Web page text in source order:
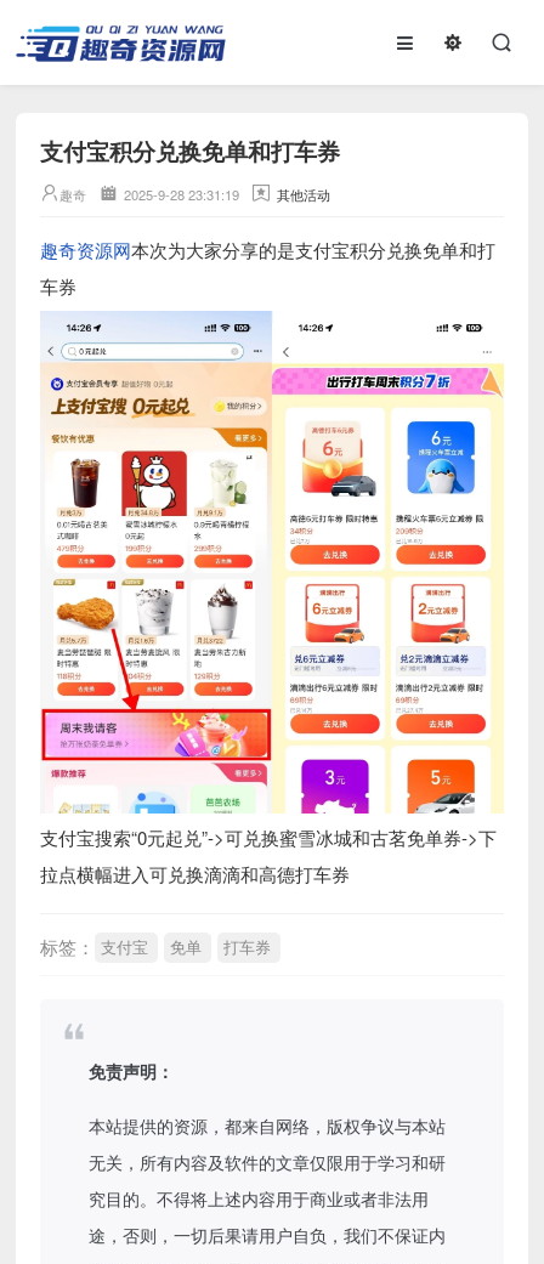
支付宝积分兑换免单和打车券
趣奇 2025-9-28 23:31:19 其他活动
趣奇资源网本次为大家分享的是支付宝积分兑换免单和打
车券
支付宝搜索“0元起兑”->可兑换蜜雪冰城和古茗免单券->下
拉点横幅进入可兑换滴滴和高德打车券
标签： 支付宝 免单 打车券
免责声明：
本站提供的资源，都来自网络，版权争议与本站
无关，所有内容及软件的文章仅限用于学习和研
究目的。不得将上述内容用于商业或者非法用
途，否则，一切后果请用户自负，我们不保证内